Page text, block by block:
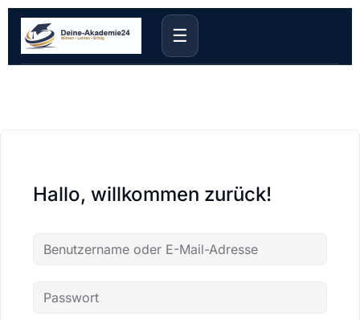
☰
Hallo, willkommen zurück!